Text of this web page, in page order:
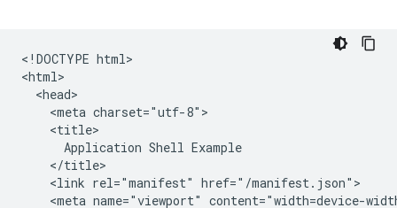
​​<!DOCTYPE html>
<html>
  <head>
    <meta charset="utf-8">
    <title>
      Application Shell Example
    </title>
    <link rel="manifest" href="/manifest.json">
<meta name="viewport" content="width=device-